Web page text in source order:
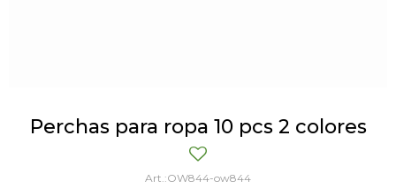
Perchas para ropa 10 pcs 2 colores
OW844-ow844